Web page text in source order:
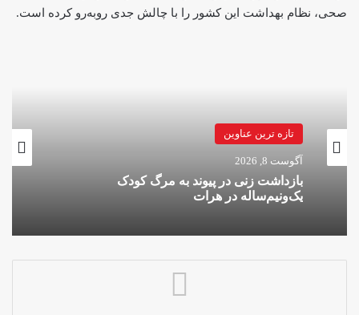
صحی، نظام بهداشت این کشور را با چالش جدی روبه‌رو کرده است.
تازه ترین عناوین
آگوست 8, 2026
بازداشت زنی در پیوند به مرگ کودک
یک‌ونیم‌ساله در هرات